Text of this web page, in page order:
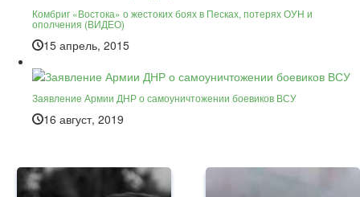
Комбриг «Востока» о жестоких боях в Песках, потерях ОУН и
ополчения (ВИДЕО)
15 апрель, 2015
Заявление Армии ДНР о самоуничтожении боевиков ВСУ
16 август, 2019